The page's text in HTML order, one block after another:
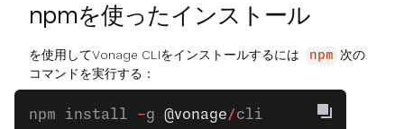
npmを使ったインストール
を使用してVonage CLIをインストールするには npm
次の
コマンドを実行する：
npm install -g @vonage/cli